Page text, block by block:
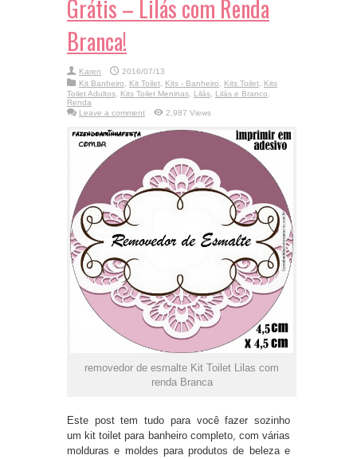
Grátis – Lilás com Renda
Branca!
Karen
2016/07/13
Kit Banheiro, Kit Toilet, Kits - Banheiro, Kits Toilet, Kits
Toilet Adultos, Kits Toilet Meninas, Lilás, Lilás e Branco,
Renda
Leave a comment
2,987 Views
removedor de esmalte Kit Toilet Lilas com
renda Branca
Este post tem tudo para você fazer sozinho
um kit toilet para banheiro completo, com várias
molduras e moldes para produtos de beleza e